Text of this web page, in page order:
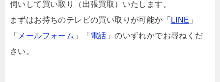
伺いして買い取り（出張買取）いたします。
まずはお持ちのテレビの買い取りが可能か「 LINE 」
「 メールフォーム 」「 電話 」のいずれかでお尋ねくだ
さい。